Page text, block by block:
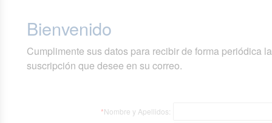
Bienvenido
Cumplimente sus datos para recibir de forma periódica
suscripción que desee en su correo.
*Nombre y Apellidos: